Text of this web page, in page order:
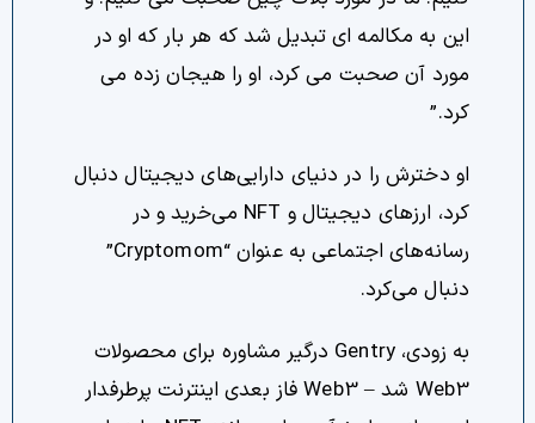
این به مکالمه ای تبدیل شد که هر بار که او در
مورد آن صحبت می کرد، او را هیجان زده می
کرد.”
او دخترش را در دنیای دارایی‌های دیجیتال دنبال
کرد، ارزهای دیجیتال و NFT می‌خرید و در
رسانه‌های اجتماعی به عنوان “Cryptomom”
دنبال می‌کرد.
به زودی، Gentry درگیر مشاوره برای محصولات
Web3 شد – Web3 فاز بعدی اینترنت پرطرفدار